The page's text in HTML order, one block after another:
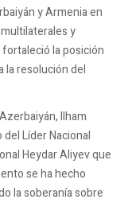
y Armenia en
y
la posición
la resolución del
Ilham
Líder Nacional
Heydar Aliyev que
se ha hecho
la soberanía sobre